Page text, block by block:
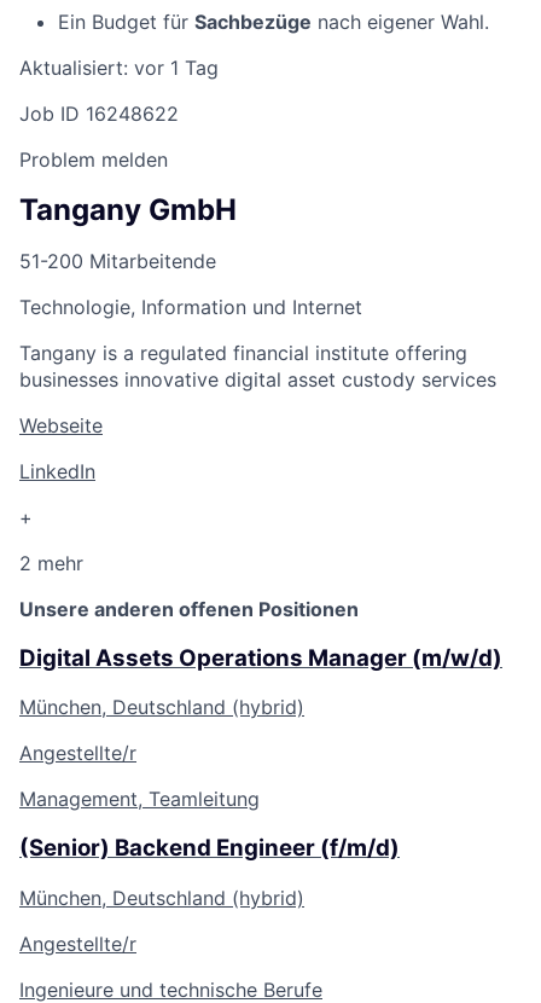
Ein Budget für Sachbezüge nach eigener Wahl.
Aktualisiert: vor 1 Tag
Job ID 16248622
Problem melden
Tangany GmbH
51-200 Mitarbeitende
Technologie, Information und Internet
Tangany is a regulated financial institute offering
businesses innovative digital asset custody services
Webseite
LinkedIn
+
2 mehr
Unsere anderen offenen Positionen
Digital Assets Operations Manager (m/w/d)
München, Deutschland (hybrid)
Angestellte/r
Management, Teamleitung
(Senior) Backend Engineer (f/m/d)
München, Deutschland (hybrid)
Angestellte/r
Ingenieure und technische Berufe